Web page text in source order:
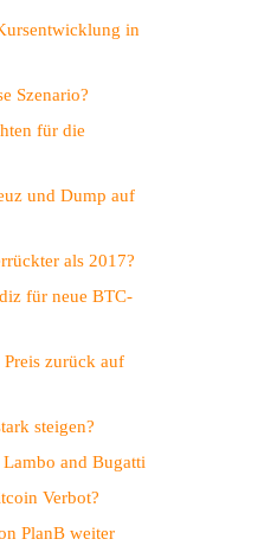
in
Szenario?
für die
und Dump auf
als 2017?
für neue BTC-
zurück auf
steigen?
and Bugatti
Verbot?
PlanB weiter